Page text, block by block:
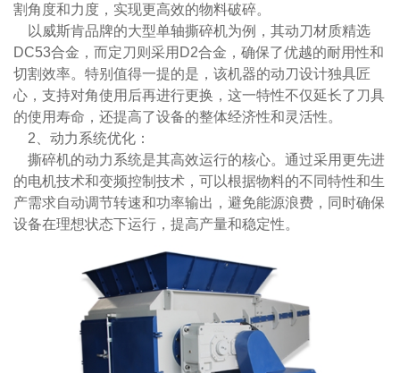
割角度和力度，实现更高效的物料破碎。
以威斯肯品牌的大型单轴撕碎机为例，其动刀材质精选
DC53合金，而定刀则采用D2合金，确保了优越的耐用性和
切割效率。特别值得一提的是，该机器的动刀设计独具匠
心，支持对角使用后再进行更换，这一特性不仅延长了刀具
的使用寿命，还提高了设备的整体经济性和灵活性。
2、动力系统优化：
撕碎机的动力系统是其高效运行的核心。通过采用更先进
的电机技术和变频控制技术，可以根据物料的不同特性和生
产需求自动调节转速和功率输出，避免能源浪费，同时确保
设备在理想状态下运行，提高产量和稳定性。